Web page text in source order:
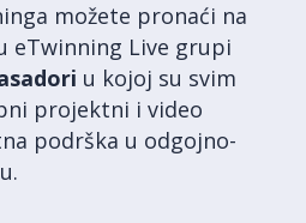
možete pronaći na
eTwinning Live grupi
u kojoj su svim
projektni i video
podrška u odgojno-